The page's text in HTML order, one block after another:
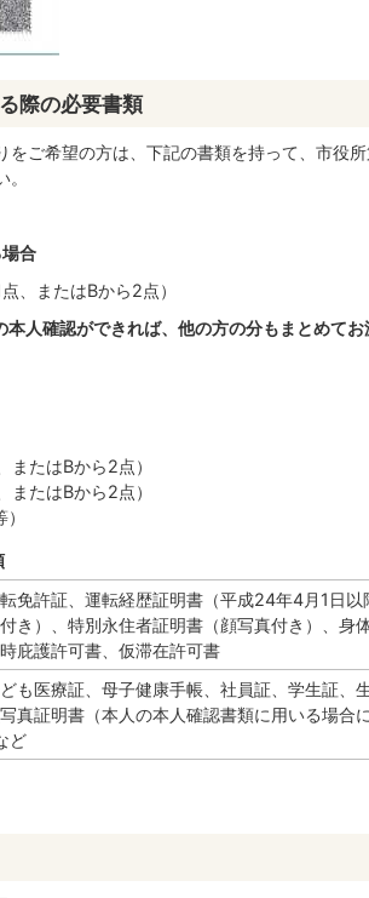
際の必要書類
ご希望の方は、下記の書類を持って、市役
合
、またはBから2点）
人確認ができれば、他の方の分もまとめてお
たはBから2点）
たはBから2点）
免許証、運転経歴証明書（平成24年4月1日以
き）、特別永住者証明書（顔写真付き）、身
庇護許可書、仮滞在許可書
も医療証、母子健康手帳、社員証、学生証、
真証明書（本人の本人確認書類に用いる場合
ど